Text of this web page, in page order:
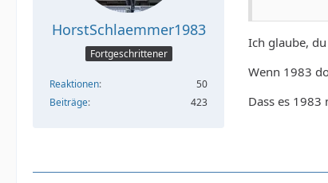
HorstSchlaemmer1983
Fortgeschrittener
Reaktionen
50
Beiträge
423
Ich glaube,
Wenn 1983
Dass es 1983